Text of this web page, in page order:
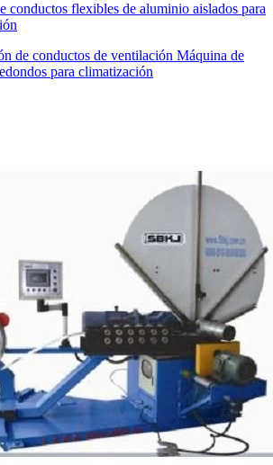
conductos flexibles de aluminio aislados para
de conductos de ventilación Máquina de
para climatización